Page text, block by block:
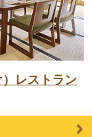
レストラン